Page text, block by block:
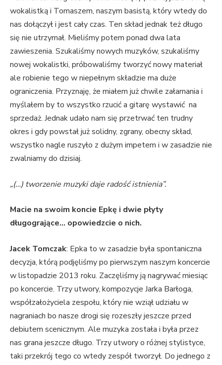
wokalistką i Tomaszem, naszym basistą, który wtedy do
nas dołączył i jest cały czas. Ten skład jednak też długo
się nie utrzymał. Mieliśmy potem ponad dwa lata
zawieszenia. Szukaliśmy nowych muzyków, szukaliśmy
nowej wokalistki, próbowaliśmy tworzyć nowy materiał
ale robienie tego w niepełnym składzie ma duże
ograniczenia. Przyznaję, że miałem już chwile załamania i
myślałem by to wszystko rzucić a gitarę wystawić na
sprzedaż. Jednak udało nam się przetrwać ten trudny
okres i gdy powstał już solidny, zgrany, obecny skład,
wszystko nagle ruszyło z dużym impetem i w zasadzie nie
zwalniamy do dzisiaj.
„(…) tworzenie muzyki daje radość istnienia”.
Macie na swoim koncie Epkę i dwie płyty
długogrające… opowiedzcie o nich.
Jacek Tomczak: Epka to w zasadzie była spontaniczna
decyzja, którą podjęliśmy po pierwszym naszym koncercie
w listopadzie 2013 roku. Zaczęliśmy ją nagrywać miesiąc
po koncercie. Trzy utwory, kompozycje Jarka Barłoga,
współzałożyciela zespołu, który nie wziął udziału w
nagraniach bo nasze drogi się rozeszły jeszcze przed
debiutem scenicznym. Ale muzyka została i była przez
nas grana jeszcze długo. Trzy utwory o różnej stylistyce,
taki przekrój tego co wtedy zespół tworzył. Do jednego z